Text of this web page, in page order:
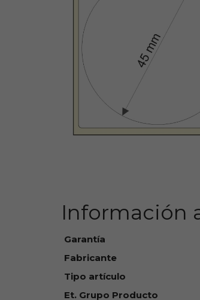
Información
Garantía
Fabricante
Tipo artículo
Et. Grupo Producto